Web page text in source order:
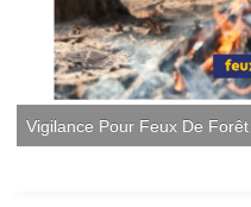
Vigilance Pour Feux De Forêt